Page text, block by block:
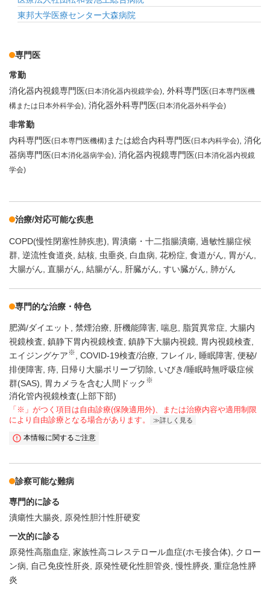
東邦大学医療センター大森病院
専門医
常勤
消化器内視鏡専門医(日本消化器内視鏡学会) 外科専門医(日本専門医機
構または日本外科学会) 消化器外科専門医(日本消化器外科学会)
非常勤
内科専門医(日本専門医機構)または総合内科専門医(日本内科学会) 消化
器病専門医(日本消化器病学会) 消化器内視鏡専門医(日本消化器内視鏡
学会)
治療/対応可能な疾患
COPD(慢性閉塞性肺疾患) 胃潰瘍・十二指腸潰瘍 過敏性腸症候
群 逆流性食道炎 結核 虫垂炎 白血病 花粉症 食道がん
胃がん
大腸がん 直腸がん 結腸がん 肝臓がん すい臓がん 肺がん
専門的な治療・特色
肥満/ダイエット 禁煙治療 肝機能障害 喘息 脂質異常症
大腸内
視鏡検査 鎮静下胃内視鏡検査 鎮静下大腸内視鏡
胃内視鏡検査
エイジングケア※ COVID-19検査/治療 フレイル 睡眠障害 便秘/
排便障害 痔 日帰り大腸ポリープ切除
いびき/睡眠時無呼吸症候
群(SAS)
胃カメラを含む人間ドック ※
消化管内視鏡検査(上部下部)
「※」がつく項目は自由診療(保険適用外)、または治療内容や適用制限
により自由診療となる場合があります。
詳しく見る
本情報に関するご注意
診察可能な難病
専門的に診る
潰瘍性大腸炎
原発性胆汁性肝硬変
一次的に診る
原発性高脂血症 家族性高コレステロール血症(ホモ接合体)
クロー
ン病
自己免疫性肝炎 原発性硬化性胆管炎 慢性膵炎 重症急性膵
炎